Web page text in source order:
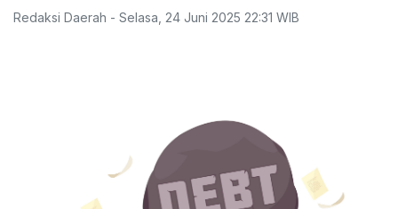
Redaksi Daerah - Selasa 24 Juni 2025 22:31 WIB